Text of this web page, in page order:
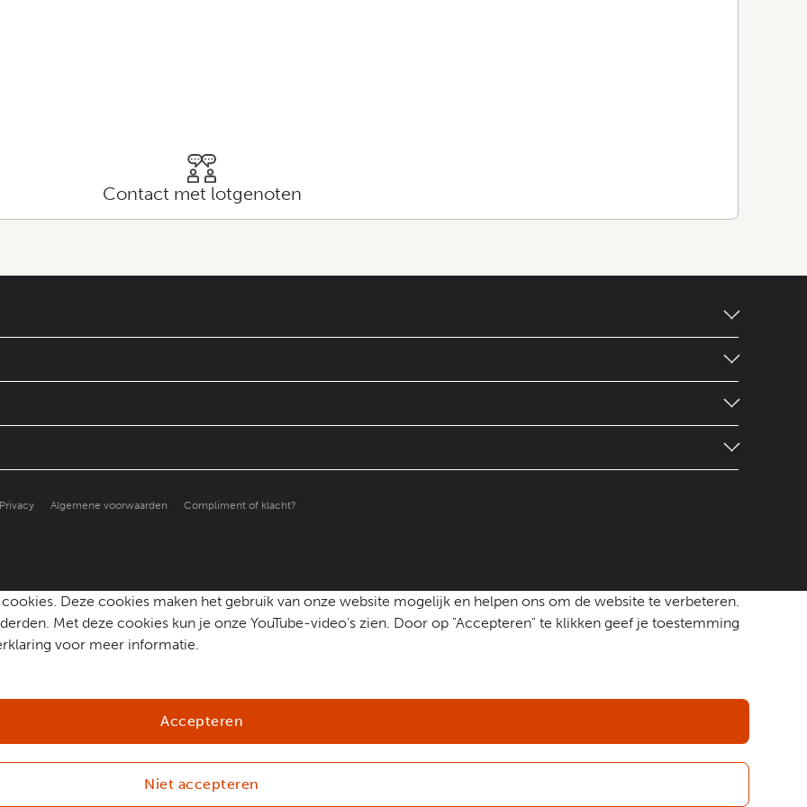
Contact met lotgenoten
Privacy Algemene voorwaarden Compliment of klacht?
Deze cookies maken het gebruik van onze website mogelijk en helpen ons om de website te verbeteren.
Met deze cookies kun je onze YouTube-video's zien. Door op "Accepteren" te klikken geef je toestemming
voor meer informatie.
Accepteren
Niet accepteren